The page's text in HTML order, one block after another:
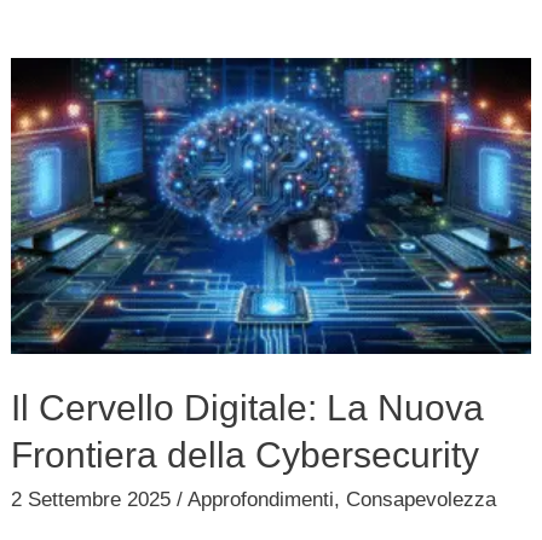
Il Cervello Digitale: La Nuova
Frontiera della Cybersecurity
2 Settembre 2025/Approfondimenti, Consapevolezza
Cervello
Digitale:
La
Nuova
Frontiera
della
Cybersecurity